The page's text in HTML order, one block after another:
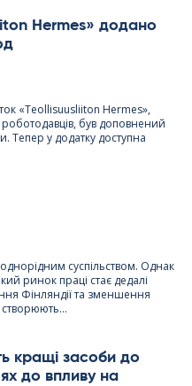
Her­mes» додано
«Teol­li­suus­lii­ton Her­mes»,
був доповнений
Тепер у додатку доступна
суспільством. Однак
ринок праці стає дедалі
Фінляндії та зменшення
створюють...
кращі засоби до
до впливу на